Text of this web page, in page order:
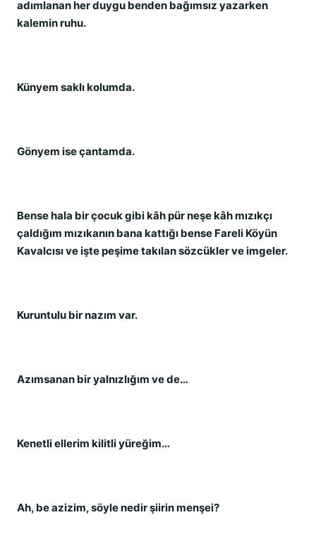
adımlanan her duygu benden bağımsız yazarken
kalemin ruhu.
Künyem saklı kolumda.
Gönyem ise çantamda.
Bense hala bir çocuk gibi kâh pür neşe kâh mızıkçı
çaldığım mızıkanın bana kattığı bense Fareli Köyün
Kavalcısı ve işte peşime takılan sözcükler ve imgeler.
Kuruntulu bir nazım var.
Azımsanan bir yalnızlığım ve de…
Kenetli ellerim kilitli yüreğim…
Ah, be azizim, söyle nedir şiirin menşei?